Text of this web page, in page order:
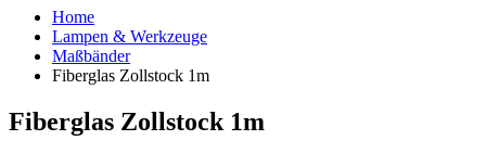
Home
Lampen & Werkzeuge
Maßbänder
Fiberglas Zollstock 1m
Fiberglas Zollstock 1m